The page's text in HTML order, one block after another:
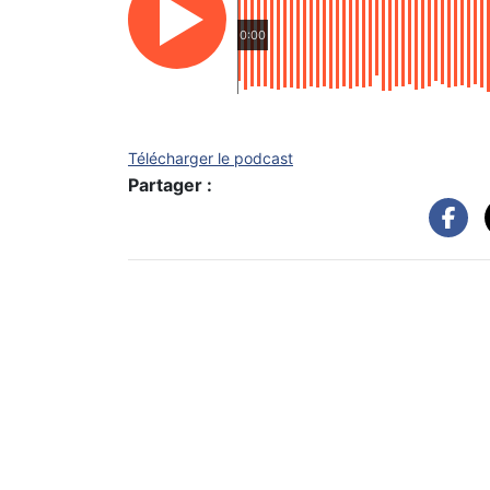
0:00
Télécharger le podcast
Partager :